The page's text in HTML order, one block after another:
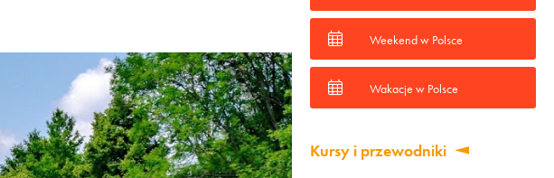
Weekend w Polsce
Wakacje w Polsce
Kursy i przewodniki